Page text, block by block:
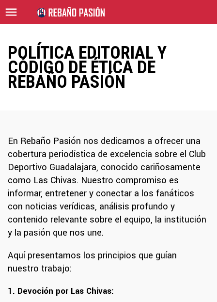
POLÍTICA EDITORIAL Y
CÓDIGO DE ÉTICA DE
REBAÑO PASIÓN
En Rebaño Pasión nos dedicamos a ofrecer una
cobertura periodística de excelencia sobre el Club
Deportivo Guadalajara, conocido cariñosamente
como Las Chivas. Nuestro compromiso es
informar, entretener y conectar a los fanáticos
con noticias verídicas, análisis profundo y
contenido relevante sobre el equipo, la institución
y la pasión que nos une.
Aquí presentamos los principios que guían
nuestro trabajo:
1. Devoción por Las Chivas: